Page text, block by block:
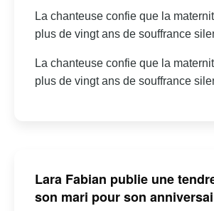
La chanteuse confie que la
plus de vingt ans de souffrance
La chanteuse confie que la
plus de vingt ans de souffrance
Lara Fabian publie une
son mari pour son